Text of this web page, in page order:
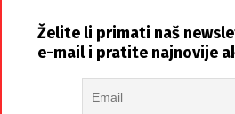
Želite li primati naš
e-mail i pratite najnovije